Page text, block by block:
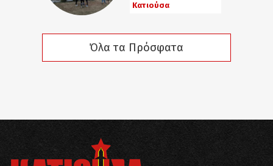
Κατιούσα
Όλα τα Πρόσφατα